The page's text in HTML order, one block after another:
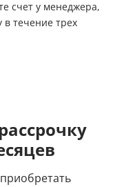
счет у менеджера,
в течение трех